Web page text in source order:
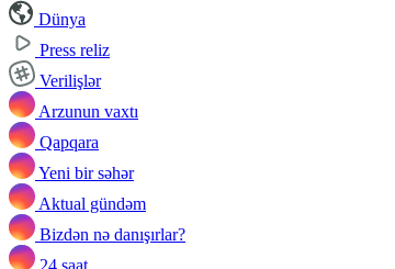
Dünya
Press reliz
Verilişlər
Arzunun vaxtı
Qapqara
Yeni bir səhər
Aktual gündəm
Bizdən nə danışırlar?
24 saat